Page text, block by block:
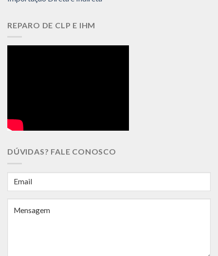
REPARO DE CLP E IHM
DÚVIDAS? FALE CONOSCO